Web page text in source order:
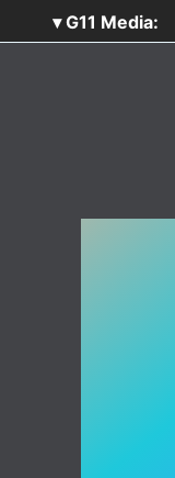
▾ G11 Media:
SecurityOpenLab